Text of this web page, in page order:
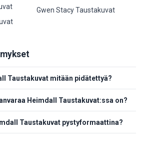
Gwen Stacy Taustakuvat
Taustakuvat mitään pidätettyä?
Heimdall Taustakuvat:ssa on?
Taustakuvat pystyformaattina?